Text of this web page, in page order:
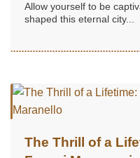
Allow yourself to be
shaped this eternal city...
The Thrill of a